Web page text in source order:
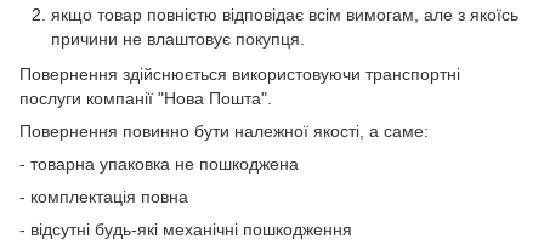
якщо товар повністю відповідає всім вимогам, але з якоїсь
причини не влаштовує покупця.
Повернення здійснюється використовуючи транспортні
послуги компанії "Нова Пошта".
Повернення повинно бути належної якості, а саме:
- товарна упаковка не пошкоджена
- комплектація повна
- відсутні будь-які механічні пошкодження